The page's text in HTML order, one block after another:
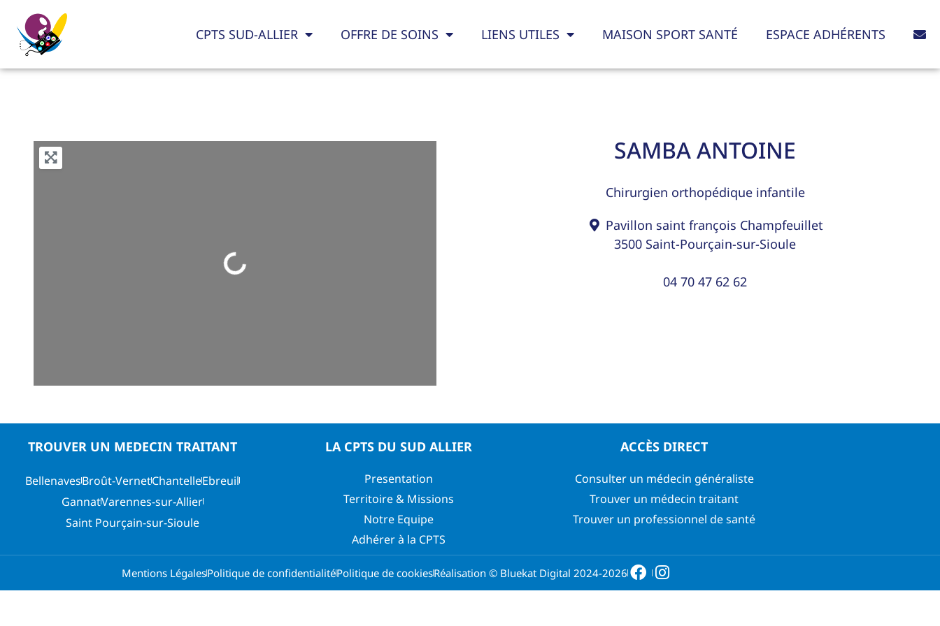
CPTS SUD-ALLIER OFFRE DE SOINS LIENS UTILES MAISON SPORT SANTÉ ESPACE ADHÉRENTS
Loading...
SAMBA ANTOINE
Chirurgien orthopédique infantile
Pavillon saint françois Champfeuillet
3500 Saint-Pourçain-sur-Sioule
04 70 47 62 62
TROUVER UN MEDECIN TRAITANT
BellenavesBroût-VernetChantelleEbreuil
GannatVarennes-sur-Allier
Saint Pourçain-sur-Sioule
LA CPTS DU SUD ALLIER
Presentation
Territoire & Missions
Notre Equipe
Adhérer à la CPTS
ACCÈS DIRECT
Consulter un médecin généraliste
Trouver un médecin traitant
Trouver un professionnel de santé
Mentions LégalesPolitique de confidentialitéPolitique de cookiesRéalisation © Bluekat Digital 2024-2026